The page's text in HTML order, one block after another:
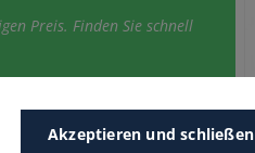
Preis. Finden Sie schnell
Akzeptieren und schließen